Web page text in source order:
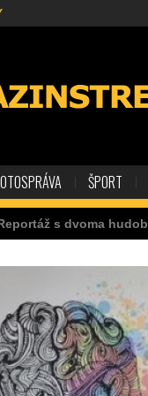
ŠPORT
hudobníkmi.